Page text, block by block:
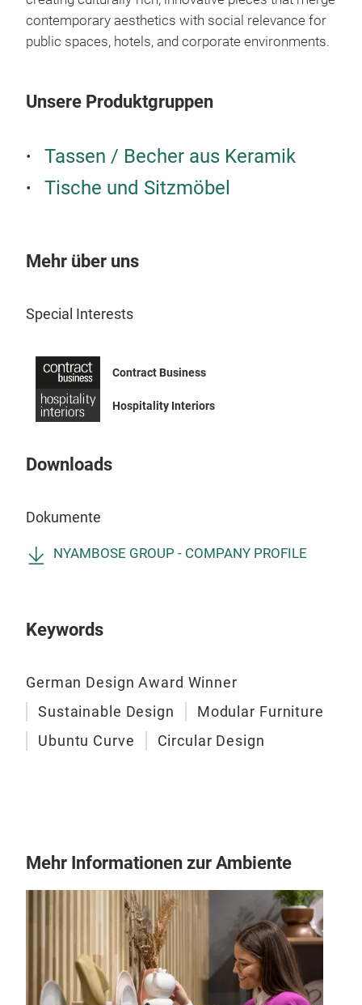
contemporary aesthetics with social relevance for
public spaces, hotels, and corporate environments.
Unsere Produktgruppen
Tassen / Becher aus Keramik
Tische und Sitzmöbel
Mehr über uns
Special Interests
Contract Business
Hospitality Interiors
Downloads
Dokumente
NYAMBOSE GROUP - COMPANY PROFILE
Keywords
German Design Award Winner
Sustainable Design
Modular Furniture
Ubuntu Curve
Circular Design
Mehr Informationen zur Ambiente